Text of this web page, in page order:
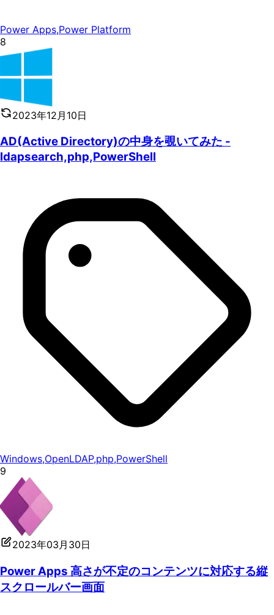
Power Apps,Power Platform
8
2023年12月10日
AD(Active Directory)の中身を覗いてみた -
ldapsearch,php,PowerShell
Windows,OpenLDAP,php,PowerShell
9
2023年03月30日
Power Apps 高さが不定のコンテンツに対応する縦
スクロールバー画面